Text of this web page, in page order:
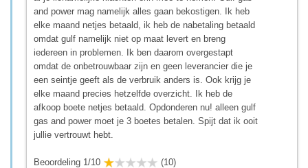
and power mag namelijk alles gaan bekostigen. Ik heb
elke maand netjes betaald, ik heb de nabetaling betaald
omdat gulf namelijk niet op maat levert en breng
iedereen in problemen. Ik ben daarom overgestapt
omdat de onbetrouwbaar zijn en geen leverancier die je
een seintje geeft als de verbruik anders is. Ook krijg je
elke maand precies hetzelfde overzicht. Ik heb de
afkoop boete netjes betaald. Opdonderen nu! alleen gulf
gas and power moet je 3 boetes betalen. Spijt dat ik ooit
jullie vertrouwt hebt.
Beoordeling 1/10 (10)